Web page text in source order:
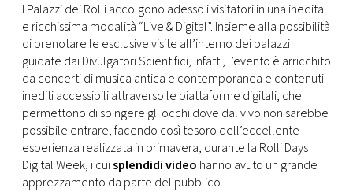
I Palazzi dei Rolli accolgono adesso i visitatori in una inedita
e ricchissima modalità “Live & Digital”. Insieme alla possibilità
di prenotare le esclusive visite all’interno dei palazzi
guidate dai Divulgatori Scientifici, infatti, l’evento è arricchito
da concerti di musica antica e contemporanea e contenuti
inediti accessibili attraverso le piattaforme digitali, che
permettono di spingere gli occhi dove dal vivo non sarebbe
possibile entrare, facendo così tesoro dell’eccellente
esperienza realizzata in primavera, durante la Rolli Days
Digital Week, i cuisplendidi video hanno avuto un grande
apprezzamento da parte del pubblico.